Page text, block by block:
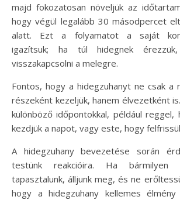
majd fokozatosan növeljük az
hogy végül legalább 30 másodpercet
alatt. Ezt a folyamatot a saját
igazítsuk; ha túl hidegnek
visszakapcsolni a melegre.
Fontos, hogy a hidegzuhanyt ne csak a
részeként kezeljük, hanem élvezetként
különböző időpontokkal, például reggel,
kezdjük a napot, vagy este, hogy
A hidegzuhany bevezetése során
testünk reakcióira. Ha bármilyen
tapasztalunk, álljunk meg, és ne
hogy a hidegzuhany kellemes